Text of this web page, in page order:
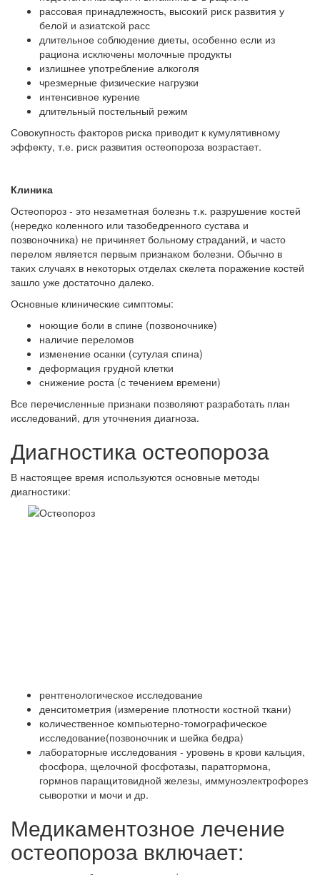
рассовая принадлежность, высокий риск развития у
белой и азиатской расс
длительное соблюдение диеты, особенно если из
рациона исключены молочные продукты
излишнее употребление алкоголя
чрезмерные физические нагрузки
интенсивное курение
длительный постельный режим
Совокупность факторов риска приводит к кумулятивному
эффекту, т.е. риск развития остеопороза возрастает.
Клиника
Остеопороз - это незаметная болезнь т.к. разрушение костей
(нередко коленного или тазобедренного сустава и
позвоночника) не причиняет больному страданий, и часто
перелом является первым признаком болезни. Обычно в
таких случаях в некоторых отделах скелета поражение костей
зашло уже достаточно далеко.
Основные клинические симптомы:
ноющие боли в спине (позвоночнике)
наличие переломов
изменение осанки (сутулая спина)
деформация грудной клетки
снижение роста (с течением времени)
Все перечисленные признаки позволяют разработать план
исследований, для уточнения диагноза.
Диагностика остеопороза
В настоящее время используются основные методы
диагностики:
рентгенологическое исследование
денситометрия (измерение плотности костной ткани)
количественное компьютерно-томографическое
исследование(позвоночник и шейка бедра)
лабораторные исследования - уровень в крови кальция,
фосфора, щелочной фосфотазы, паратгормона,
гормнов паращитовидной железы, иммуноэлектрофорез
сыворотки и мочи и др.
Медикаментозное лечение
остеопороза включает: